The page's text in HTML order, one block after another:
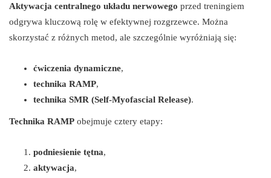
Aktywacja centralnego układu nerwowego przed treningiem
odgrywa kluczową rolę w efektywnej rozgrzewce. Można
skorzystać z różnych metod, ale szczególnie wyróżniają się:
ćwiczenia dynamiczne,
technika RAMP,
technika SMR (Self-Myofascial Release).
Technika RAMP obejmuje cztery etapy:
podniesienie tętna,
aktywacja,